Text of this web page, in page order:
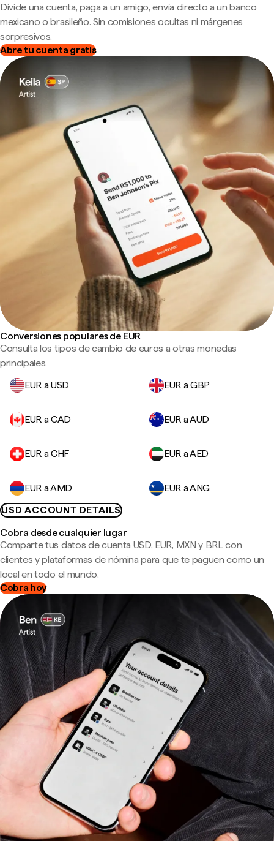
Divide una cuenta, paga a un amigo, envía directo a un banco
mexicano o brasileño. Sin comisiones ocultas ni márgenes
sorpresivos.
Abre tu cuenta gratis
Conversiones populares de EUR
Consulta los tipos de cambio de euros a otras monedas
principales.
EUR a USD
EUR a GBP
EUR a CAD EUR a AUD
EUR a CHF EUR a AED
EUR a AMD
EUR a ANG
USD ACCOUNT DETAILS
Cobra desde cualquier lugar
Comparte tus datos de cuenta USD, EUR, MXN y BRL con
clientes y plataformas de nómina para que te paguen como un
local en todo el mundo.
Cobra hoy